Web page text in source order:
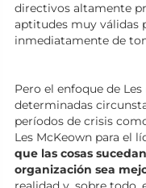
directivos altamente
aptitudes muy válidas
inmediatamente de
Pero el enfoque de
determinadas
períodos de crisis
Les McKeown para el
que las cosas
organización sea